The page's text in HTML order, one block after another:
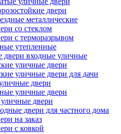
двери
металлические
со стеклом
с терморазрывом
утепленные
двери входные уличные
уличные двери
уличные двери для дачи
двери
уличные двери
двери
двери для частного дома
на заказ
с ковкой